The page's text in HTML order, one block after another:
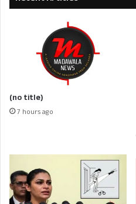
(no title)
7 hours ago